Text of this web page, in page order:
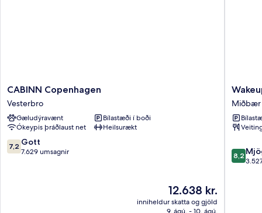
CABINN
Copenhagen
Vesterbro
CABINN Copenhagen
Vesterbro
Gæludýravænt
Bílastæði í boði
Ókeypis þráðlaust net
Heilsurækt
7.2
af
7,2 Gott
7.629 umsagnir
Verðið
er
12.638 kr.
12.638 kr.
inniheldur skatta og gjöld
9. ágú. - 10. ágú.
Wakeup
Miðbær
Miðbær
8.2
af
8,2